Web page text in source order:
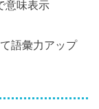
意味表示
語彙力アップ